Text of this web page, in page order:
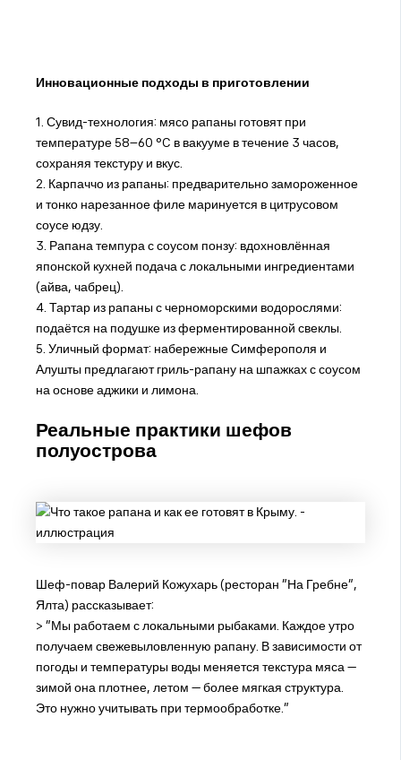
Инновационные подходы в приготовлении
1. Сувид-технология: мясо рапаны готовят при
температуре 58–60 °C в вакууме в течение 3 часов,
сохраняя текстуру и вкус.
2. Карпаччо из рапаны: предварительно замороженное
и тонко нарезанное филе маринуется в цитрусовом
соусе юдзу.
3. Рапана темпура с соусом понзу: вдохновлённая
японской кухней подача с локальными ингредиентами
(айва, чабрец).
4. Тартар из рапаны с черноморскими водорослями:
подаётся на подушке из ферментированной свеклы.
5. Уличный формат: набережные Симферополя и
Алушты предлагают гриль-рапану на шпажках с соусом
на основе аджики и лимона.
Реальные практики шефов
полуострова
Шеф-повар Валерий Кожухарь (ресторан "На Гребне",
Ялта) рассказывает:
> “Мы работаем с локальными рыбаками. Каждое утро
получаем свежевыловленную рапану. В зависимости от
погоды и температуры воды меняется текстура мяса —
зимой она плотнее, летом — более мягкая структура.
Это нужно учитывать при термообработке.”